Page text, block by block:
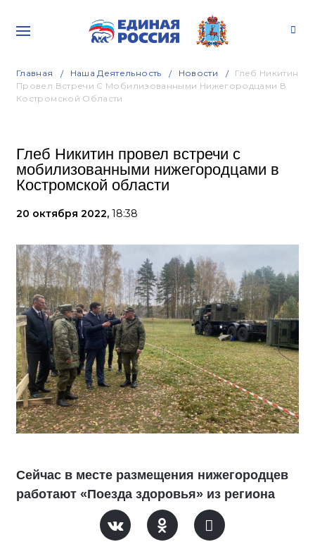
Главная Наша Деятельность Новости
Глеб Никитин
Провел Встречи С Мобилизованными Нижегородцами В
Костромской Области
Глеб Никитин провел встречи с
мобилизованными нижегородцами в
Костромской области
20 октября 2022, 18:38
Сейчас в месте размещения нижегородцев
работают «Поезда здоровья» из региона